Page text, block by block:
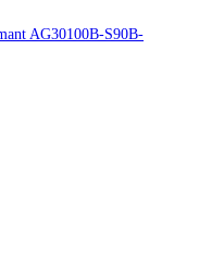
AG30100B-S90B-